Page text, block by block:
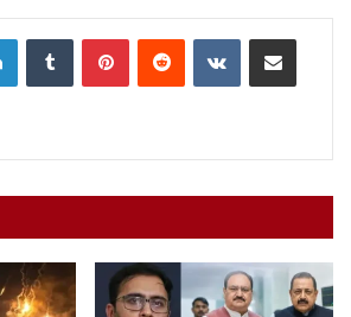
LinkedInTumblr PinterestReddit VKontakteShare via Email